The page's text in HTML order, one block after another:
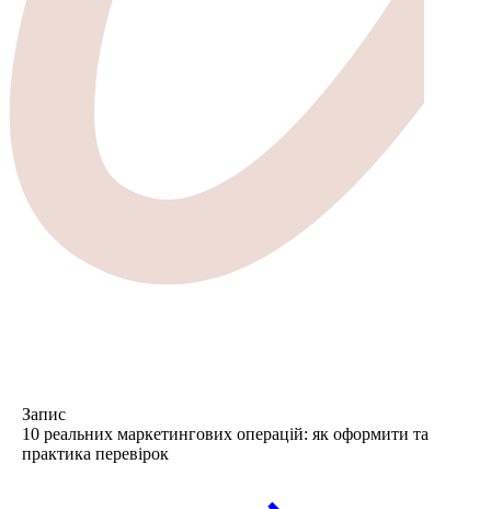
Запис
10 реальних маркетингових операцій: як оформити та
практика перевірок